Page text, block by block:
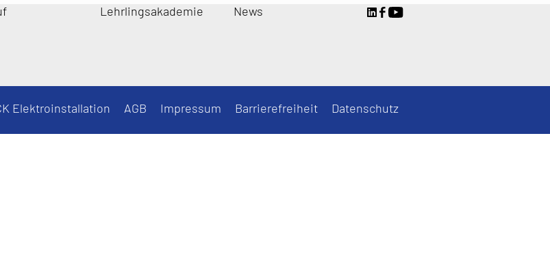
Lehrlingsakademie News
Elektroinstallation AGB Impressum Barrierefreiheit Datenschutz